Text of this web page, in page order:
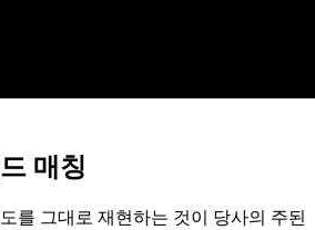
매칭
를 그대로 재현하는 것이 당사의 주된